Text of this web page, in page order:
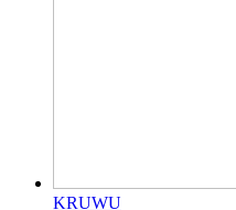
KRUWU